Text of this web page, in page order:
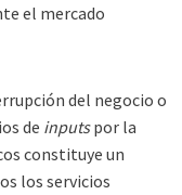
el mercado
del negocio o
de inputspor la
constituye un
los servicios